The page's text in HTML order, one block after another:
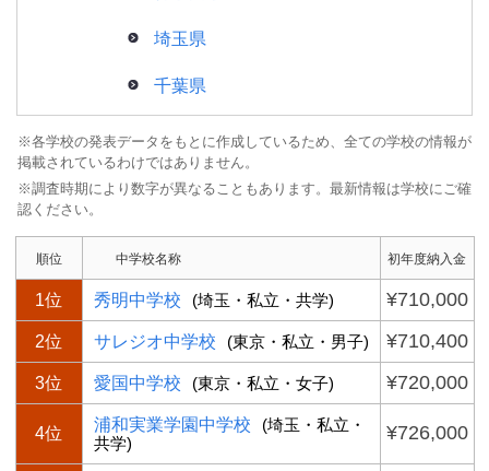
埼玉県
千葉県
※各学校の発表データをもとに作成しているため、全ての学校の情報が
掲載されているわけではありません。
※調査時期により数字が異なることもあります。最新情報は学校にご確
認ください。
順位 中学校名称 初年度納入金
1位 秀明中学校 (埼玉・私立・共学) ¥710,000
2位 サレジオ中学校 (東京・私立・男子) ¥710,400
3位 愛国中学校 (東京・私立・女子) ¥720,000
4位 浦和実業学園中学校
(埼玉・私立・
共学)
¥726,000